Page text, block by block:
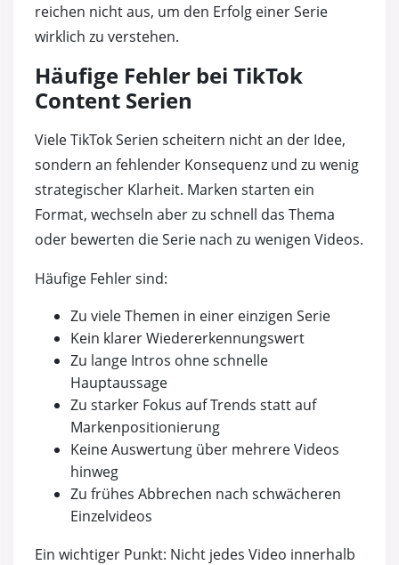
reichen nicht aus, um den Erfolg einer Serie
wirklich zu verstehen.
Häufige Fehler bei TikTok
Content Serien
Viele TikTok Serien scheitern nicht an der Idee,
sondern an fehlender Konsequenz und zu wenig
strategischer Klarheit. Marken starten ein
Format, wechseln aber zu schnell das Thema
oder bewerten die Serie nach zu wenigen Videos.
Häufige Fehler sind:
Zu viele Themen in einer einzigen Serie
Kein klarer Wiedererkennungswert
Zu lange Intros ohne schnelle
Hauptaussage
Zu starker Fokus auf Trends statt auf
Markenpositionierung
Keine Auswertung über mehrere Videos
hinweg
Zu frühes Abbrechen nach schwächeren
Einzelvideos
Ein wichtiger Punkt: Nicht jedes Video innerhalb